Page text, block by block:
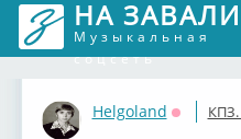
НА
Музыкальная
соцсеть
Helgoland